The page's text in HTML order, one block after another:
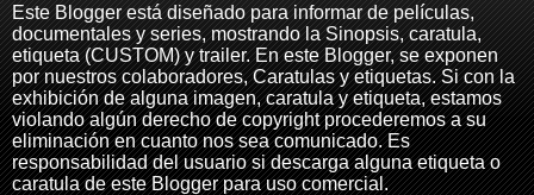
Este Blogger está diseñado para informar de películas,
documentales y series, mostrando la Sinopsis, caratula,
etiqueta (CUSTOM) y trailer. En este Blogger, se exponen
por nuestros colaboradores, Caratulas y etiquetas. Si con la
exhibición de alguna imagen, caratula y etiqueta, estamos
violando algún derecho de copyright procederemos a su
eliminación en cuanto nos sea comunicado. Es
responsabilidad del usuario si descarga alguna etiqueta o
caratula de este Blogger para uso comercial.